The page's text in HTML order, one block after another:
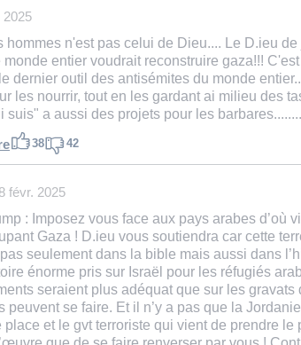
2025
hommes n'est pas celui de Dieu.... Le D.ieu
monde entier voudrait reconstruire gaza!!!
dernier outil des antisémites du monde
les nourrir, tout en les gardant ai milieu des
suis" a aussi des projets pour les
38 42
févr. 2025
: Imposez vous face aux pays arabes d’où
Gaza ! D.ieu vous soutiendra car cette
seulement dans la bible mais aussi dans
énorme pris sur Israël pour les réfugiés
seraient plus adéquat que sur les gravats
peuvent se faire. Et il n’y a pas que la
place et le gvt terroriste qui vient de prendre le